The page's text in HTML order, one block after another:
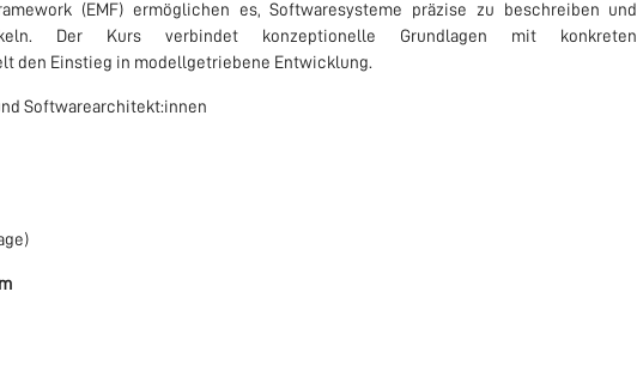
(EMF) ermöglichen es, Softwaresysteme präzise zu beschreiben und
Der Kurs verbindet konzeptionelle Grundlagen mit konkreten
den Einstieg in modellgetriebene Entwicklung.
Softwarearchitekt:innen